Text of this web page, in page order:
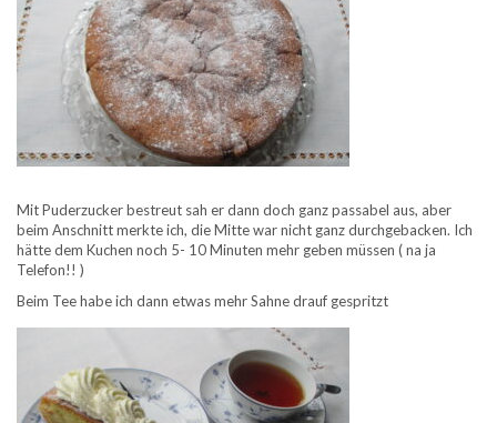
Mit Puderzucker bestreut sah er dann doch ganz passabel aus, aber
beim Anschnitt merkte ich, die Mitte war nicht ganz durchgebacken. Ich
hätte dem Kuchen noch 5- 10 Minuten mehr geben müssen ( na ja
Telefon!! )
Beim Tee habe ich dann etwas mehr Sahne drauf gespritzt